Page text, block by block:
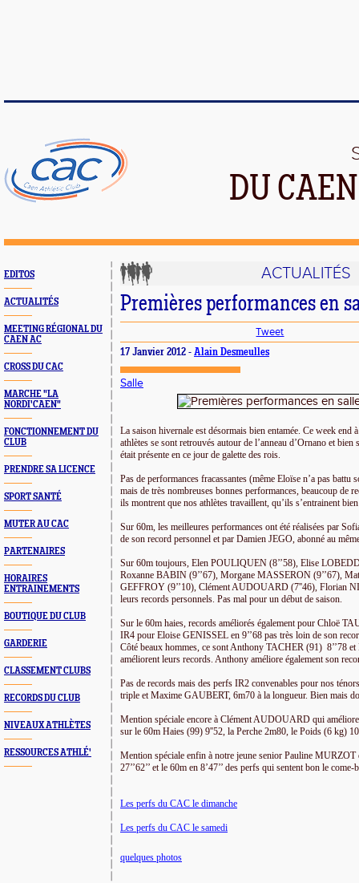
DU
EDITOS
ACTUALITÉS
MEETING RÉGIONAL DU
CAEN AC
CROSS DU CAC
MARCHE "LA
NORDI'CAEN"
FONCTIONNEMENT DU
CLUB
PRENDRE SA LICENCE
SPORT SANTÉ
MUTER AU CAC
PARTENAIRES
HORAIRES
ENTRAINEMENTS
BOUTIQUE DU CLUB
GARDERIE
CLASSEMENT CLUBS
RECORDS DU CLUB
NIVEAUX ATHLÈTES
RESSOURCES ATHLÉ'
ACTUALITÉS
Premières performances en
Tweet
17 Janvier 2012 - Alain Desmeulles
Salle
La saison hivernale est désormais bien entamée. Ce week
athlètes se sont retrouvés autour de l’anneau d’Ornano et
était présente en ce jour de galette des rois.
Pas de performances fracassantes (même Eloïse n’a pas
mais de très nombreuses bonnes performances, beaucoup de
ils montrent que nos athlètes travaillent, qu’ils s’entrainent
Sur 60m, les meilleures performances ont été réalisées par
de son record personnel et par Damien JEGO, abonné au
Sur 60m toujours, Elen POULIQUEN (8’’58), Elise
Roxanne BABIN (9’’67), Morgane MASSERON (9’’67),
GEFFROY (9’’10), Clément AUDOUARD (7''46), Florian
leurs records personnels. Pas mal pour un début de saison.
Sur le 60m haies, records améliorés également pour Chloë
IR4 pour Eloise GENISSEL en 9’’68 pas très loin de son
Côté beaux hommes, ce sont Anthony TACHER (91) 8’’78
améliorent leurs records. Anthony améliore également son
Pas de records mais des perfs IR2 convenables pour nos
triple et Maxime GAUBERT, 6m70 à la longueur. Bien mais
Mention spéciale encore à Clément AUDOUARD qui
sur le 60m Haies (99) 9''52, la Perche 2m80, le Poids (6 kg)
Mention spéciale enfin à notre jeune senior Pauline MURZOT
27’’62’’ et le 60m en 8’47’’ des perfs qui sentent bon le
Les perfs du CAC le dimanche
Les perfs du CAC le samedi
quelques photos